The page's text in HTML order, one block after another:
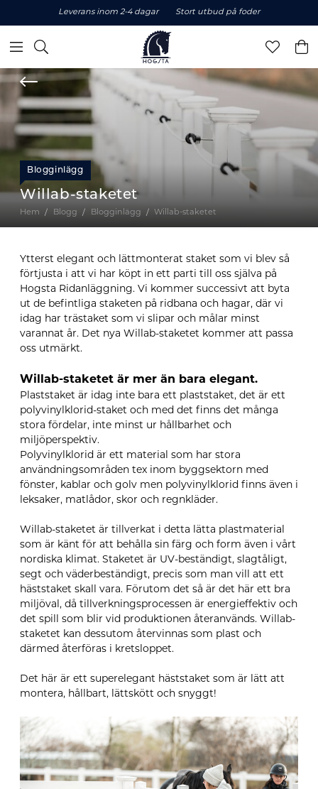
Leverans inom 2-4 dagar Stort utbud på foder
Blogginlägg
Willab-staketet
Hem Blogg Blogginlägg Willab-staketet
Ytterst elegant och lättmonterat staket som vi blev så
förtjusta i att vi har köpt in ett parti till oss själva på
Hogsta Ridanläggning. Vi kommer successivt att byta
ut de befintliga staketen på ridbana och hagar, där vi
idag har trästaket som vi slipar och målar minst
varannat år. Det nya Willab-staketet kommer att passa
oss utmärkt.
Willab-staketet är mer än bara elegant.
Plaststaket är idag inte bara ett plaststaket, det är ett
polyvinylklorid-staket och med det finns det många
stora fördelar, inte minst ur hållbarhet och
miljöperspektiv.
Polyvinylklorid är ett material som har stora
användningsområden tex inom byggsektorn med
fönster, kablar och golv men polyvinylklorid finns även i
leksaker, matlådor, skor och regnkläder.
Willab-staketet är tillverkat i detta lätta plastmaterial
som är känt för att behålla sin färg och form även i vårt
nordiska klimat. Staketet är UV-beständigt, slagtåligt,
segt och väderbeständigt, precis som man vill att ett
häststaket skall vara. Förutom det så är det här ett bra
miljöval, då tillverkningsprocessen är energieffektiv och
det spill som blir vid produktionen återanvänds. Willab-
staketet kan dessutom återvinnas som plast och
därmed återföras i kretsloppet.
Det här är ett superelegant häststaket som är lätt att
montera, hållbart, lättskött och snyggt!